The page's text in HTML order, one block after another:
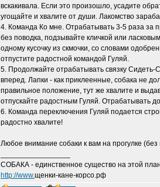
вскакивала. Если это произошло, усадите
угощайте и хвалите от души. Лакомство
4. Команда Ко мне. Отрабатывать 3-5 раза за
без поводка, подзывайте кличкой или
одному кусочку из скмочки, со словами
отпустите радостной командой Гуляй.
5. Продолжайте отрабатывать связку Сидеть-
вперед. Лапки - как приклеенные, собака не
правильное положение, тут же хвалите и
отпускайте радостным Гуляй. Отрабатывать
6. Команда переключения Гуляй подается
радостно хвалите!
Любое внимание собаки к вам на прогулке
СОБАКА - единственное существо на этой
http://www.щенки-кане-корсо.рф